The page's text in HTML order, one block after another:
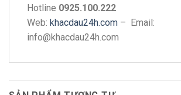
Hotline 0925.100.222
Web: khacdau24h.com – Email:
info@khacdau24h.com